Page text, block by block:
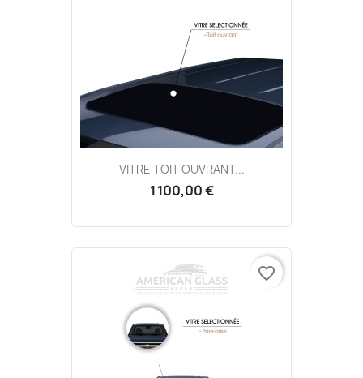
VITRE TOIT OUVRANT...
1 100,00 €
favorite_border